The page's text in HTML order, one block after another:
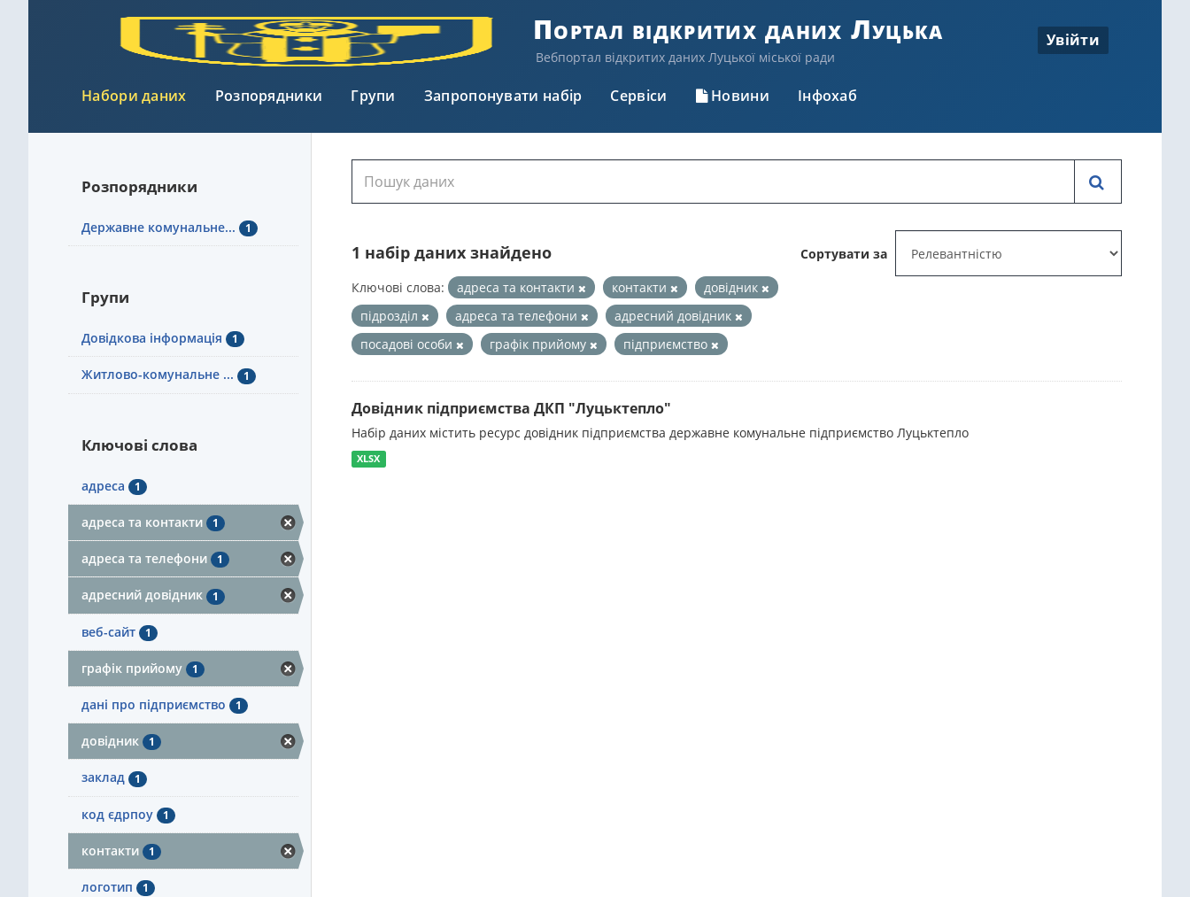
Портал відкритих даних Луцька
Вебпортал відкритих даних Луцької міської ради
Увійти
Набори даних Розпорядники Групи Запропонувати набір Сервіси Новини Інфохаб
Розпорядники
Державне комунальне... 1
Групи
Довідкова інформація 1
Житлово-комунальне ... 1
Ключові слова
адреса 1
адреса та контакти 1
адреса та телефони 1
адресний довідник 1
веб-сайт 1
графік прийому 1
дані про підприємство 1
довідник 1
заклад 1
код єдрпоу 1
контакти 1
логотип 1
Сортувати за
1 набір даних знайдено
Ключові слова: адреса та контакти контакти
довідник
підрозділ
адреса та телефони
адресний довідник
посадові особи
графік прийому підприємство
Довідник підприємства ДКП "Луцьктепло"
Набір даних містить ресурс довідник підприємства державне комунальне підприємство Луцьктепло
XLSX